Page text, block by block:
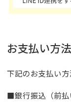
お支払い方
下記のお支払い方
■銀行振込（前払